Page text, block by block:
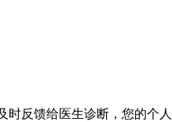
时反馈给医生诊断，您的个人